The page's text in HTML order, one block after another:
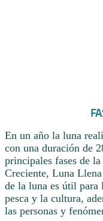
En un año la luna
con una duración de
principales fases de
Creciente, Luna
de la luna es útil
pesca y la cultura,
las personas y